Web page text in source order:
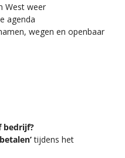
West weer
agenda
wegen en openbaar
bedrijf?
tijdens het